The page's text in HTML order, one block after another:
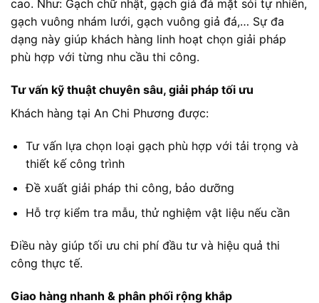
cao. Như: Gạch chữ nhật, gạch giả đá mặt sỏi tự nhiên,
gạch vuông nhám lưới, gạch vuông giả đá,… Sự đa
dạng này giúp khách hàng linh hoạt chọn giải pháp
phù hợp với từng nhu cầu thi công.
Tư vấn kỹ thuật chuyên sâu, giải pháp tối ưu
Khách hàng tại An Chi Phương được:
Tư vấn lựa chọn loại gạch phù hợp với tải trọng và
thiết kế công trình
Đề xuất giải pháp thi công, bảo dưỡng
Hỗ trợ kiểm tra mẫu, thử nghiệm vật liệu nếu cần
Điều này giúp tối ưu chi phí đầu tư và hiệu quả thi
công thực tế.
Giao hàng nhanh & phân phối rộng khắp